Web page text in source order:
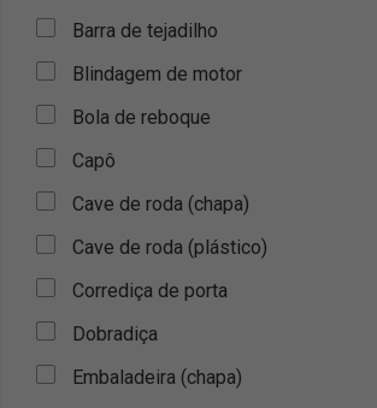
Barra de tejadilho
Blindagem de motor
Bola de reboque
Capô
Cave de roda (chapa)
Cave de roda (plástico)
Corrediça de porta
Dobradiça
Embaladeira (chapa)